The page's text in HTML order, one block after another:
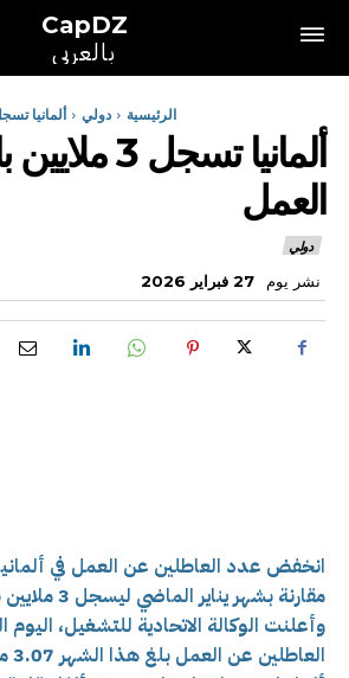
CapDZ
بالعربي
الرئيسية دولي ألمانيا تسجل 3 ملايين باحث عن
ألمانيا
العمل
دولي
نشر يوم 27 فبراير 2026
انخفض عدد العاطلين عن العمل في ألمانيا
مقارنة بشهر يناير الماضي ليسجل 3 ملايين باحث عن العمل.
وأعلنت الوكالة الاتحادية للتشغيل،